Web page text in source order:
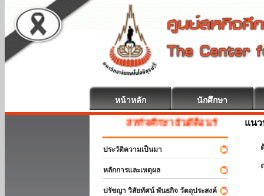
หน้าหลัก นักศึกษา
สหกิจศึกษา ยินดีต้อนรับ
ประวัติความเป็นมา
หลักการและเหตุผล
ปรัชญา วิสัยทัศน์ พันธกิจ วัตถุประสงค์
แน